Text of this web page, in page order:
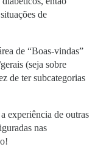
de
de “Boas-vindas”
(seja sobre
de ter subcategorias
experiência de outras
nas